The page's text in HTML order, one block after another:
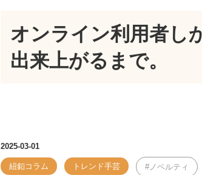
オンライン利用者し
出来上がるまで。
2025-03-01
紐釦コラム トレンド手芸 ノベルティ